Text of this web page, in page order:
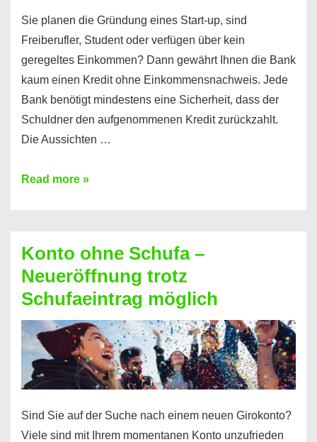
Sie planen die Gründung eines Start-up, sind
Freiberufler, Student oder verfügen über kein
geregeltes Einkommen? Dann gewährt Ihnen die Bank
kaum einen Kredit ohne Einkommensnachweis. Jede
Bank benötigt mindestens eine Sicherheit, dass der
Schuldner den aufgenommenen Kredit zurückzahlt.
Die Aussichten …
Mit
Sie
einen
Kredit
ohne
Einkommensnachweis
Read more »
Konto ohne Schufa –
Neueröffnung trotz
Schufaeintrag möglich
Sind Sie auf der Suche nach einem neuen Girokonto?
Viele sind mit Ihrem momentanen Konto unzufrieden